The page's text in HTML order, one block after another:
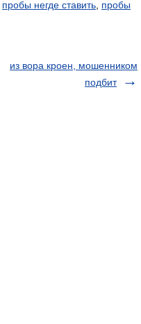
пробы негде ставить пробы
из вора кроен, мошенником
подбит